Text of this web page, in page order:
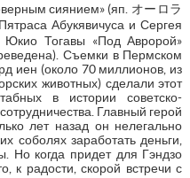
сиянием» (яп. オーロラ
Абукявичуса и Сергея
Юкио Тогавы «Под Авророй»
Съемки в Пермском
иен (около 70 миллионов, из
животных) сделали этот
в истории советско-
Главный герой
лет назад он нелегально
соболях заработать деньги,
Но когда придет для Гэндзо
к радости, скорой встречи с